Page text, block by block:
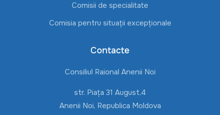
Comisii de specialitate
Comisia pentru situații excepționale
Contacte
Consiliul Raional Anenii Noi
str. Piața 31 August,4
Anenii Noi, Republica Moldova